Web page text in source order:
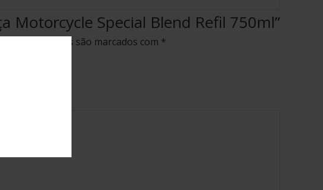
Motorcycle Special Blend Refil 750ml”
obrigatórios são marcados com *